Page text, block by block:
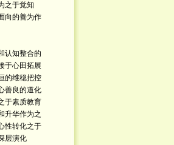
之于觉知
向的善为作
认知整合的
于心田拓展
的维稳把控
善良的道化
于素质教育
升华作为之
性转化之于
层演化